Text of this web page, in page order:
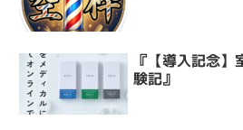
『【導入記念
験記』